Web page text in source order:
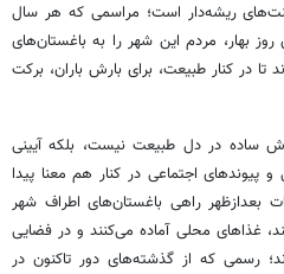
ریشه‌دار است؛ مراسمی که هر سال
بهار، مردم این شهر را به باغستان‌های
در کنار طبیعت، برای بارش باران، برکت
ساده در دل طبیعت نیست، بلکه آیینی
اجتماعی در کنار هم معنا پیدا
بعدازظهر راهی باغستان‌های اطراف شهر
غذاهای محلی آماده می‌کنند و در فضایی
رسمی که از گذشته‌های دور تاکنون در